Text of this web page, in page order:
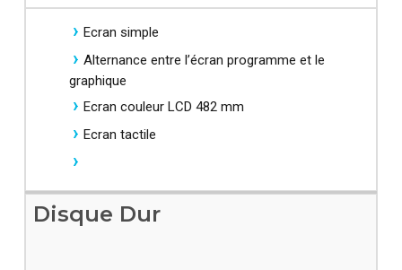
Ecran simple
Alternance entre l’écran programme et le
graphique
Ecran couleur LCD 482 mm
Ecran tactile
Disque Dur